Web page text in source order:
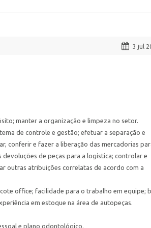
3 jul
manter a organização e limpeza no setor.
de controle e gestão; efetuar a separação e
conferir e fazer a liberação das mercadorias
de peças para a logística; controlar e
outras atribuições correlatas de acordo com a
office; facilidade para o trabalho em equipe;
em estoque na área de autopeças.
e plano odontológico.